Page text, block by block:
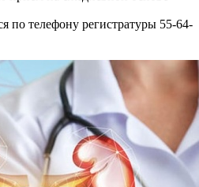
по телефону регистратуры 55-64-